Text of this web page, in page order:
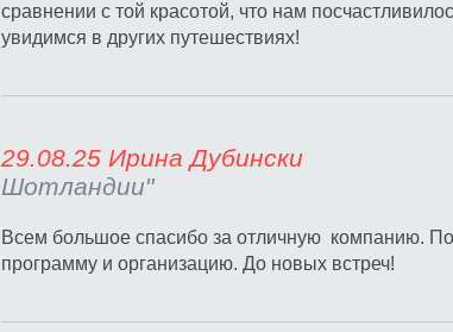
сравнении с той красотой, что нам
увидимся в других путешествиях!
29.08.25 Ирина
Шотландии"
Всем большое спасибо за отличную компанию.
программу и организацию. До новых встреч!